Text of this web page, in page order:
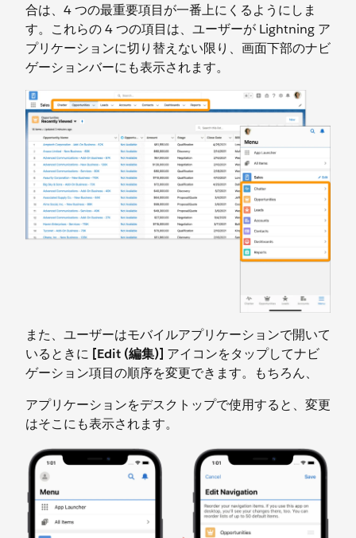
合は、4 つの最重要項目が一番上にくるようにしま
す。これらの 4 つの項目は、ユーザーが Lightning ア
プリケーションに切り替えない限り、画面下部のナビ
ゲーションバーにも表示されます。
また、ユーザーはモバイルアプリケーションで開いて
いるときに [Edit (編集)] アイコンをタップしてナビ
ゲーション項目の順序を変更できます。もちろん、
アプリケーションをデスクトップで使用すると、変更
はそこにも表示されます。